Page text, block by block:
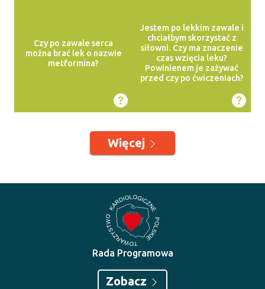
Czy po zawale serca
można brać lek o nazwie
metformina?
Jestem po lekkim zawale i
chciałbym skorzystać z
siłowni. Czy ma znaczenie
czas wzięcia leku?
Powinienem je zażywać
przed czy po ćwiczeniach?
Więcej
Rada Programowa
Zobacz